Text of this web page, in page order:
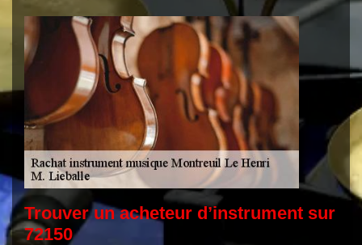
Trouver un acheteur d’instrument sur
72150